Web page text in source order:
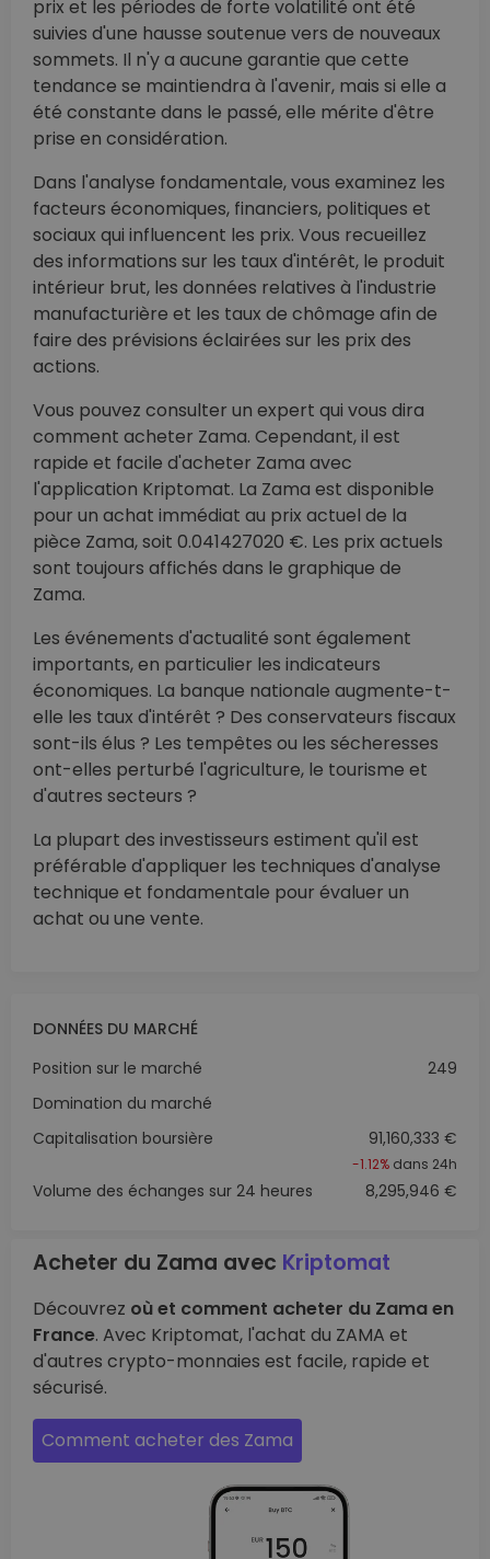
prix et les périodes de forte volatilité ont été
suivies d'une hausse soutenue vers de nouveaux
sommets. Il n'y a aucune garantie que cette
tendance se maintiendra à l'avenir, mais si elle a
été constante dans le passé, elle mérite d'être
prise en considération.
Dans l'analyse fondamentale, vous examinez les
facteurs économiques, financiers, politiques et
sociaux qui influencent les prix. Vous recueillez
des informations sur les taux d'intérêt, le produit
intérieur brut, les données relatives à l'industrie
manufacturière et les taux de chômage afin de
faire des prévisions éclairées sur les prix des
actions.
Vous pouvez consulter un expert qui vous dira
comment acheter Zama. Cependant, il est
rapide et facile d'acheter Zama avec
l'application Kriptomat. La Zama est disponible
pour un achat immédiat au prix actuel de la
pièce Zama, soit 0.041427020 €. Les prix actuels
sont toujours affichés dans le graphique de
Zama.
Les événements d'actualité sont également
importants, en particulier les indicateurs
économiques. La banque nationale augmente-t-
elle les taux d'intérêt ? Des conservateurs fiscaux
sont-ils élus ? Les tempêtes ou les sécheresses
ont-elles perturbé l'agriculture, le tourisme et
d'autres secteurs ?
La plupart des investisseurs estiment qu'il est
préférable d'appliquer les techniques d'analyse
technique et fondamentale pour évaluer un
achat ou une vente.
DONNÉES DU MARCHÉ
Position sur le marché
249
Domination du marché
Capitalisation boursière
91,160,333 €
-1.12% dans 24h
Volume des échanges sur 24 heures 8,295,946 €
Acheter du Zama avec Kriptomat
Découvrez où et comment acheter du Zama en
France. Avec Kriptomat, l'achat du ZAMA et
d'autres crypto-monnaies est facile, rapide et
sécurisé.
Comment acheter des Zama